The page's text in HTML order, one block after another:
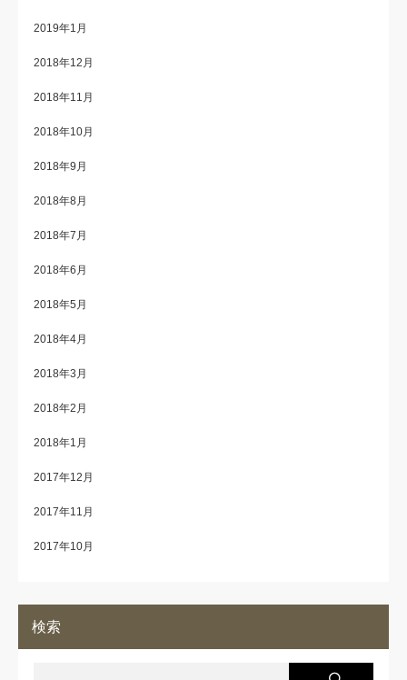
2019年1月
2018年12月
2018年11月
2018年10月
2018年9月
2018年8月
2018年7月
2018年6月
2018年5月
2018年4月
2018年3月
2018年2月
2018年1月
2017年12月
2017年11月
2017年10月
検索